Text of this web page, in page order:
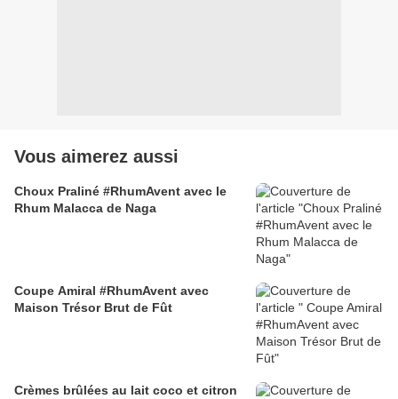
Vous aimerez aussi
Choux Praliné #RhumAvent avec le
Rhum Malacca de Naga
Coupe Amiral #RhumAvent avec
Maison Trésor Brut de Fût
Crèmes brûlées au lait coco et citron